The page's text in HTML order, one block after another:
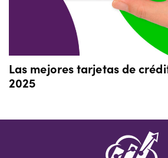
Las mejores tarjetas de
2025